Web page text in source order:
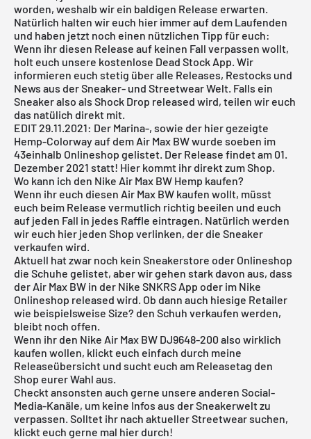
worden, weshalb wir ein baldigen Release erwarten.
Natürlich halten wir euch hier immer auf dem Laufenden
und haben jetzt noch einen nützlichen Tipp für euch:
Wenn ihr diesen Release auf keinen Fall verpassen wollt,
holt euch unsere kostenlose Dead Stock App. Wir
informieren euch stetig über alle Releases, Restocks und
News aus der Sneaker- und Streetwear Welt. Falls ein
Sneaker also als Shock Drop released wird, teilen wir euch
das natülich direkt mit.
EDIT 29.11.2021: Der Marina-, sowie der hier gezeigte
Hemp-Colorway auf dem Air Max BW wurde soeben im
43einhalb Onlineshop gelistet. Der Release findet am 01.
Dezember 2021 statt! Hier kommt ihr direkt zum Shop.
Wo kann ich den Nike Air Max BW Hemp kaufen?
Wenn ihr euch diesen Air Max BW kaufen wollt, müsst
euch beim Release vermutlich richtig beeilen und euch
auf jeden Fall in jedes Raffle eintragen. Natürlich werden
wir euch hier jeden Shop verlinken, der die Sneaker
verkaufen wird.
Aktuell hat zwar noch kein Sneakerstore oder Onlineshop
die Schuhe gelistet, aber wir gehen stark davon aus, dass
der Air Max BW in der Nike SNKRS App oder im Nike
Onlineshop released wird. Ob dann auch hiesige Retailer
wie beispielsweise Size? den Schuh verkaufen werden,
bleibt noch offen.
Wenn ihr den Nike Air Max BW DJ9648-200 also wirklich
kaufen wollen, klickt euch einfach durch meine
Releaseübersicht und sucht euch am Releasetag den
Shop eurer Wahl aus.
Checkt ansonsten auch gerne unsere anderen Social-
Media-Kanäle, um keine Infos aus der Sneakerwelt zu
verpassen. Solltet ihr nach aktuellerStreetwearsuchen,
klickt euch gerne mal hier durch!